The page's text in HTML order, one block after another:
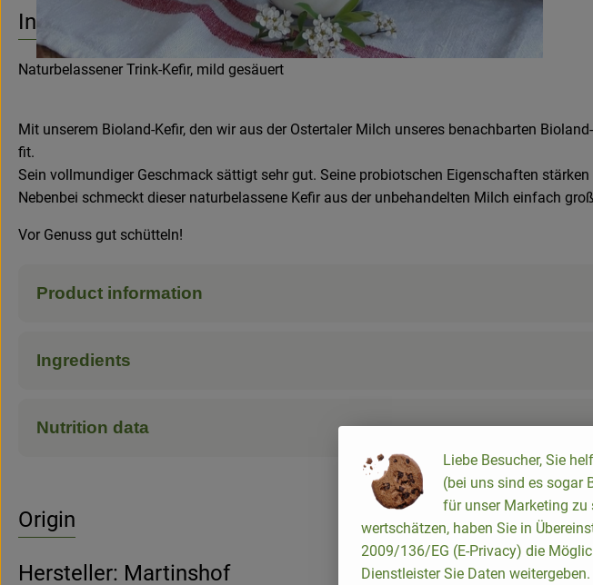
Info
Naturbelassener Trink-Kefir, mild gesäuert
Mit unserem Bioland-Kefir, den wir aus der Ostertaler Milch unseres benachbarten
fit.
Sein vollmundiger Geschmack sättigt sehr gut. Seine probiotschen Eigenschaften
Nebenbei schmeckt dieser naturbelassene Kefir aus der unbehandelten Milch einfach
Vor Genuss gut schütteln!
Product information
Ingredients
Nutrition data
Origin
Hersteller: Martinshof
Liebe Besucher, Sie
(bei uns sind es sogar
für unser Marketing zu
wertschätzen, haben Sie in
2009/136/EG (E-Privacy) die
Dienstleister Sie Daten weitergeben.